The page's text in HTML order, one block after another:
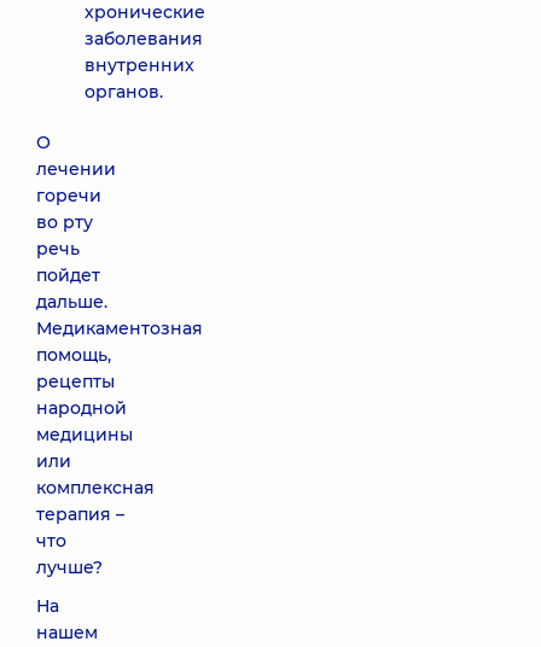
хронические
заболевания
внутренних
органов.
О
лечении
горечи
во рту
речь
пойдет
дальше.
Медикаментозная
помощь,
рецепты
народной
медицины
или
комплексная
терапия –
что
лучше?
На
нашем